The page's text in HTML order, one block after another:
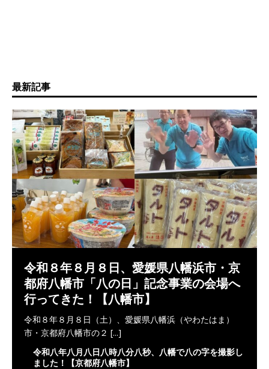
最新記事
令和８年８月８日、愛媛県八幡浜市・京
都府八幡市「八の日」記念事業の会場へ
行ってきた！【八幡市】
令和８年８月８日（土）、愛媛県八幡浜（やわたはま）
市・京都府八幡市の２ [...]
令和八年八月八日八時八分八秒、八幡で八の字を撮影し
ました！【京都府八幡市】